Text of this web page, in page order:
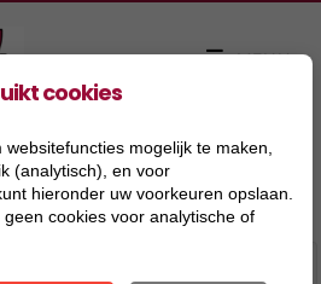
cookies
mogelijk te maken,
(analytisch), en voor
hieronder uw voorkeuren opslaan.
cookies voor analytische of